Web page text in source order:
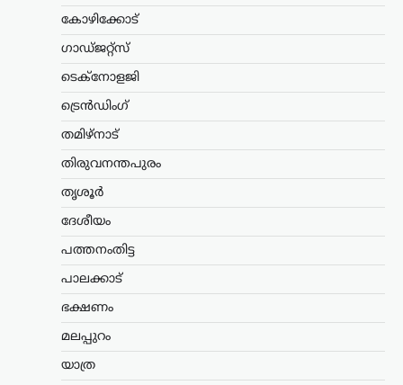
കോഴിക്കോട്
ഗാഡ്ജറ്റ്സ്
ടെക്നോളജി
ട്രെൻഡിംഗ്
തമിഴ്നാട്
തിരുവനന്തപുരം
തൃശൂർ
ദേശീയം
പത്തനംതിട്ട
പാലക്കാട്
ഭക്ഷണം
മലപ്പുറം
യാത്ര
കേരളം,തിരുവനന്തപുരം,വാർത്തകൾ
അടിയന്തര
സാഹചര്യത്തിൽ
വെടിവെക്കാൻ നിർദേശം;
അർജുൻ
പൊലീസ്
ന്യൂസ് ഡെസ്ക്
ഓഗസ്റ്റ്‌ 7, 2026
നിരവധി ക്രിമിനൽ കേസുകളിൽ
തിരച്ചിൽ തുടരുന്നതിനിടെ പൊലീസിന്
നിർണായക നിർദേശം നൽകി തൃശൂർ
പിടികൂടുന്നതിനിടെ അടിയന്തര
ട്രെൻഡിംഗ്,ദേശീയം,രാഷ്ട്രീയം